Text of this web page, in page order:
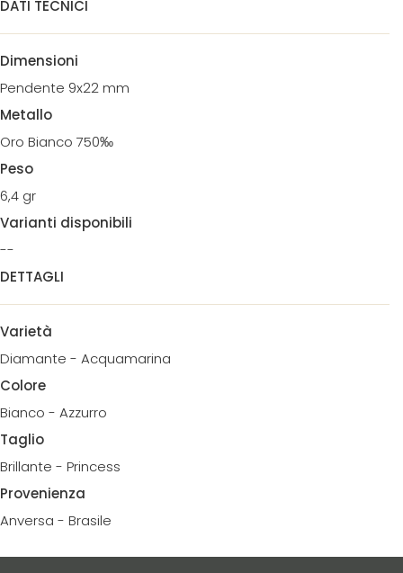
DATI TECNICI
Dimensioni
Pendente 9x22 mm
Metallo
Oro Bianco 750‰
Peso
6,4 gr
Varianti disponibili
--
DETTAGLI
Varietà
Diamante - Acquamarina
Colore
Bianco - Azzurro
Taglio
Brillante - Princess
Provenienza
Anversa - Brasile